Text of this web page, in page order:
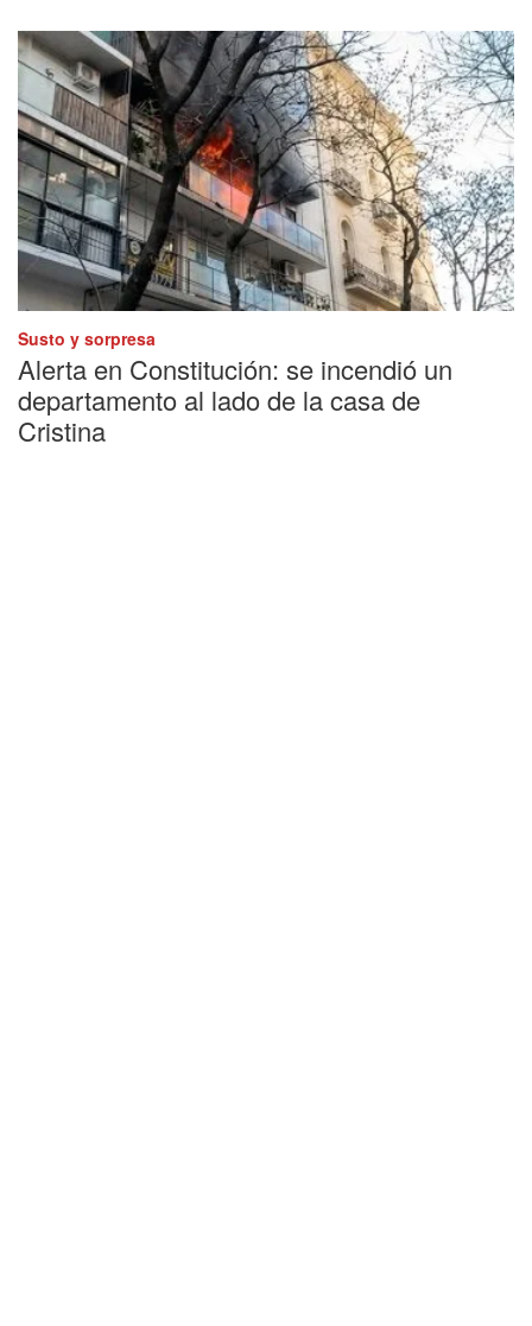
Susto y sorpresa
Alerta en Constitución: se incendió un
departamento al lado de la casa de
Cristina